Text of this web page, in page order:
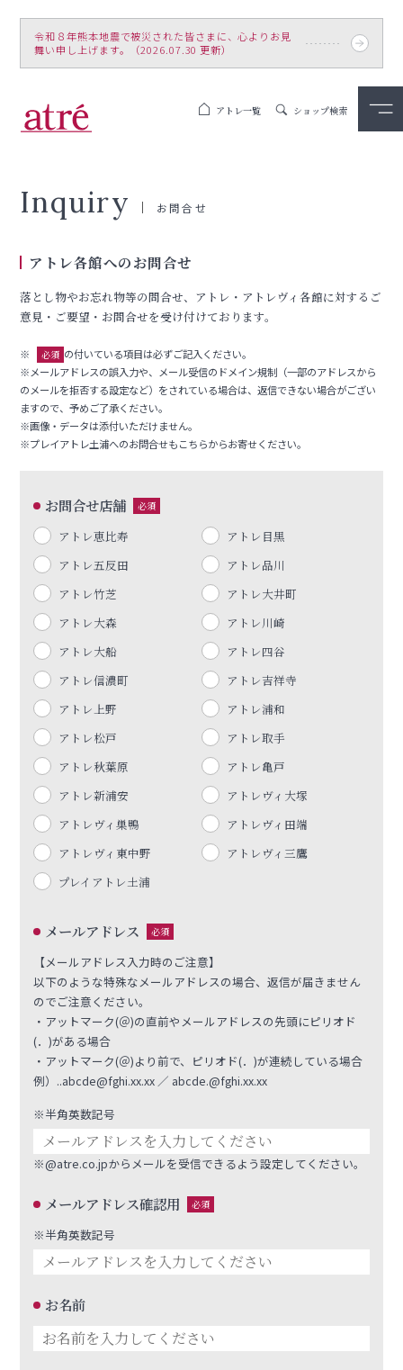
令和８年熊本地震で被災された皆さまに、心よりお見
舞い申し上げます。（2026.07.30 更新）
アトレ一覧 ショップ検索
Inquiry お問合せ
アトレ各館へのお問合せ
落とし物やお忘れ物等の問合せ、アトレ・アトレヴィ各館に対するご
意見・ご要望・お問合せを受け付けております。
※ 必須 の付いている項目は必ずご記入ください。
※メールアドレスの誤入力や、メール受信のドメイン規制（一部のアドレスから
のメールを拒否する設定など）をされている場合は、返信できない場合がござい
ますので、予めご了承ください。
※画像・データは添付いただけません。
※プレイアトレ土浦へのお問合せもこちらからお寄せください。
お問合せ店舗 必須
アトレ恵比寿
アトレ目黒
アトレ五反田
アトレ品川
アトレ竹芝
アトレ大井町
アトレ大森
アトレ川崎
アトレ大船
アトレ四谷
アトレ信濃町
アトレ吉祥寺
アトレ上野
アトレ浦和
アトレ松戸
アトレ取手
アトレ秋葉原
アトレ亀戸
アトレ新浦安
アトレヴィ大塚
アトレヴィ巣鴨
アトレヴィ田端
アトレヴィ東中野
アトレヴィ三鷹
プレイアトレ土浦
メールアドレス 必須
【メールアドレス入力時のご注意】
以下のような特殊なメールアドレスの場合、返信が届きません
のでご注意ください。
・アットマーク(＠)の直前やメールアドレスの先頭にピリオド
(．)がある場合
・アットマーク(＠)より前で、ピリオド(．)が連続している場合
例） ..abcde@fghi.xx.xx ／ abcde.@fghi.xx.xx
※半角英数記号
※@atre.co.jpからメールを受信できるよう設定してください。
メールアドレス確認用 必須
※半角英数記号
お名前